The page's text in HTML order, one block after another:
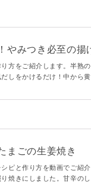
やみつき必至の揚
方をご紹介します。半熟
しをかけるだけ！中から
まごの生姜焼き
シピと作り方を動画でご紹
焼きにしました。甘辛のし